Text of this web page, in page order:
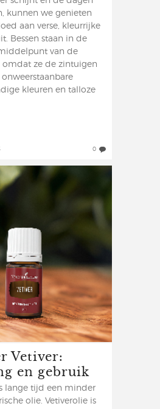
kunnen we genieten
aan verse, kleurrijke
Bessen staan in de
van de
omdat ze de zintuigen
kleuren en talloze
0
Vetiver:
en gebruik
lange tijd een minder
olie. Vetiverolie is